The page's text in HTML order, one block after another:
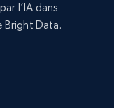
l’IA dans
Bright Data.